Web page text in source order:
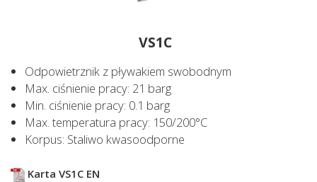
VS1C
Odpowietrznik z pływakiem swobodnym
Max. ciśnienie pracy: 21 barg
Min. ciśnienie pracy: 0.1 barg
Max. temperatura pracy: 150/200°C
Korpus: Staliwo kwasoodporne
Karta VS1C EN